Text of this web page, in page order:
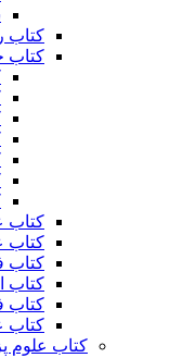
کتاب
کتاب
کتاب
کتاب
کتاب
کتاب
کتاب
کتاب
کتاب علوم